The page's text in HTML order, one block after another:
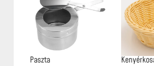
Paszta